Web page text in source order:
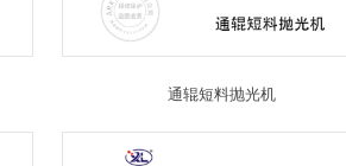
通辊短料抛光机